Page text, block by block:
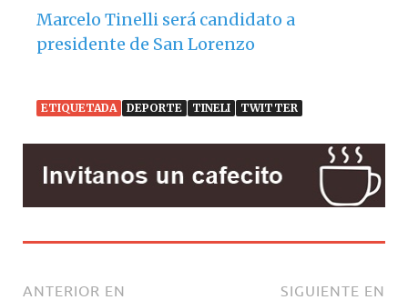
A
p
b
k
y
Marcelo Tinelli será candidato a
presidente de San Lorenzo
ETIQUETADA DEPORTE TINELI TWITTER
ANTERIOR EN
SIGUIENTE EN